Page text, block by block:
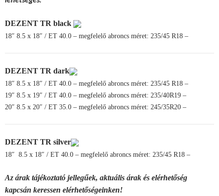
DEZENT TR black
18″ 8.5 x 18″ / ET 40.0 – megfelelő abroncs méret: 235/45 R18 –
DEZENT TR dark
18″ 8.5 x 18″ / ET 40.0 – megfelelő abroncs méret: 235/45 R18 –
19″ 8.5 x 19″ / ET 40.0 – megfelelő abroncs méret: 235/40R19 –
20″ 8.5 x 20″ / ET 35.0 – megfelelő abroncs méret: 245/35R20 –
DEZENT TR silver
18″ 8.5 x 18″ / ET 40.0 – megfelelő abroncs méret: 235/45 R18 –
Az árak tájékoztató jellegűek, aktuális árak és elérhetőség
kapcsán keressen elérhetőségeinken!